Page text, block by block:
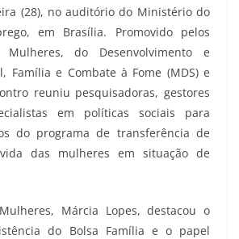
(28), no auditório do Ministério do
em Brasília. Promovido pelos
do Desenvolvimento e
Família e Combate à Fome (MDS) e
reuniu pesquisadoras, gestores
em políticas sociais para
do programa de transferência de
das mulheres em situação de
Márcia Lopes, destacou o
do Bolsa Família e o papel